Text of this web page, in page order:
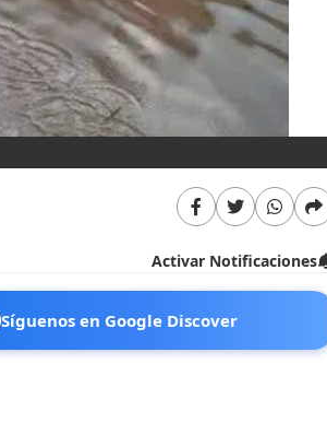
Activar Notificaciones
Síguenos en Google Discover